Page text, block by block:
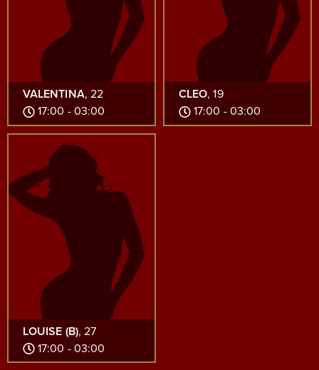
VALENTINA, 22
17:00 - 03:00
CLEO, 19
17:00 - 03:00
LOUISE (B), 27
17:00 - 03:00